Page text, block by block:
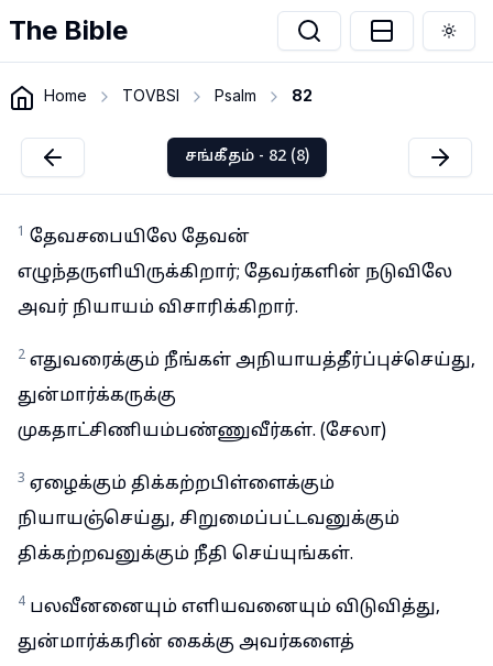
The Bible
Home TOVBSI Psalm 82
சங்கீதம் - 82 (8)
1 தேவசபையிலே தேவன்
எழுந்தருளியிருக்கிறார்; தேவர்களின் நடுவிலே
அவர் நியாயம் விசாரிக்கிறார்.
2 எதுவரைக்கும் நீங்கள் அநியாயத்தீர்ப்புச்செய்து,
துன்மார்க்கருக்கு
முகதாட்சிணியம்பண்ணுவீர்கள். (சேலா)
3 ஏழைக்கும் திக்கற்றபிள்ளைக்கும்
நியாயஞ்செய்து, சிறுமைப்பட்டவனுக்கும்
திக்கற்றவனுக்கும் நீதி செய்யுங்கள்.
4 பலவீனனையும் எளியவனையும் விடுவித்து,
துன்மார்க்கரின் கைக்கு அவர்களைத்